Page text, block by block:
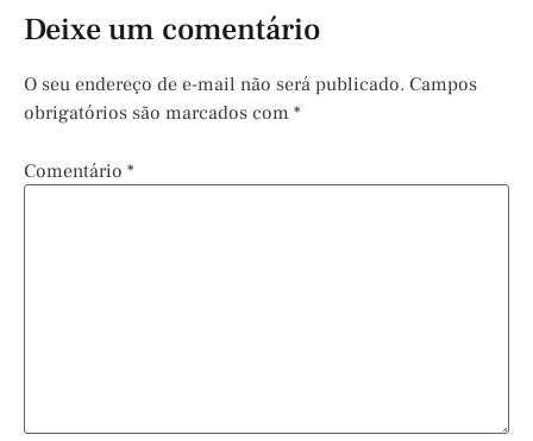
Deixe um comentário
O seu endereço de e-mail não será publicado. Campos
obrigatórios são marcados com *
Comentário *